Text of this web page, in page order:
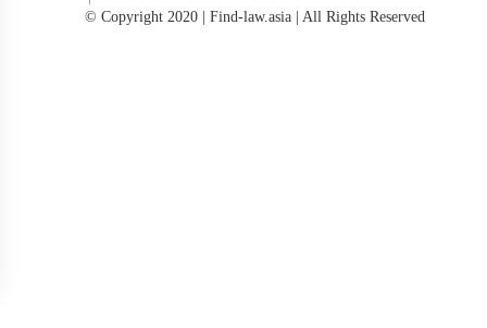
© Copyright 2020 | Find-law.asia | All Rights Reserved